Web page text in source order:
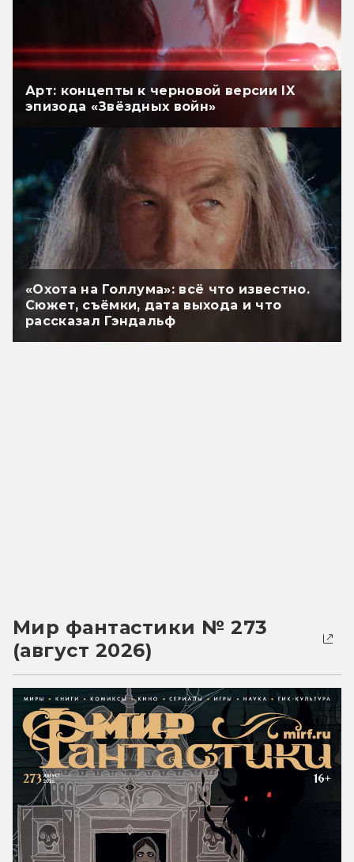
Арт: концепты к черновой версии IX
эпизода «Звёздных войн»
«Охота на Голлума»: всё что известно.
Сюжет, съёмки, дата выхода и что
рассказал Гэндальф
Мир фантастики № 273
(август 2026)